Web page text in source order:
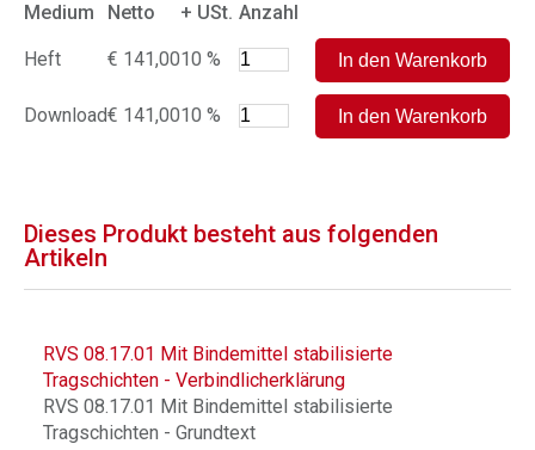
Medium
Netto + USt. Anzahl
Heft € 141,0010 %
Download€ 141,0010 %
Dieses Produkt besteht aus folgenden
Artikeln
RVS 08.17.01 Mit Bindemittel stabilisierte
Tragschichten - Verbindlicherklärung
RVS 08.17.01 Mit Bindemittel stabilisierte
Tragschichten - Grundtext